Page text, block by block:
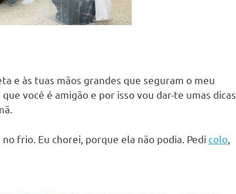
e às tuas mãos grandes que seguram o meu
você é amigão e por isso vou dar-te umas dicas
frio. Eu chorei, porque ela não podia. Pedi colo